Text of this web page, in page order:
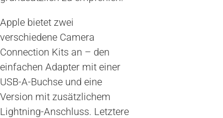
Apple bietet zwei
verschiedene Camera
Connection Kits an – den
einfachen Adapter mit einer
USB-A-Buchse und eine
Version mit zusätzlichem
Lightning-Anschluss. Letztere